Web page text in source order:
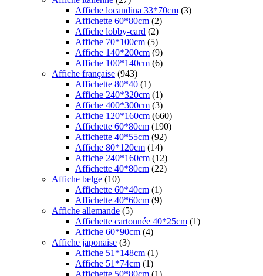
Affiche locandina 33*70cm (3)
Affichette 60*80cm (2)
Affiche lobby-card (2)
Affiche 70*100cm (5)
Affiche 140*200cm (9)
Affiche 100*140cm (6)
Affiche française (943)
Affichette 80*40 (1)
Affiche 240*320cm (1)
Affiche 400*300cm (3)
Affiche 120*160cm (660)
Affichette 60*80cm (190)
Affichette 40*55cm (92)
Affiche 80*120cm (14)
Affiche 240*160cm (12)
Affichette 40*80cm (22)
Affiche belge (10)
Affichette 60*40cm (1)
Affichette 40*60cm (9)
Affiche allemande (5)
Affichette cartonnée 40*25cm (1)
Affiche 60*90cm (4)
Affiche japonaise (3)
Affiche 51*148cm (1)
Affiche 51*74cm (1)
Affichette 50*80cm (1)